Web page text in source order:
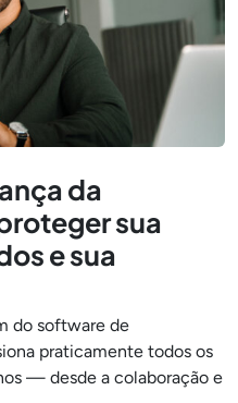
da
sua
e sua
do software de
praticamente todos os
— desde a colaboração e